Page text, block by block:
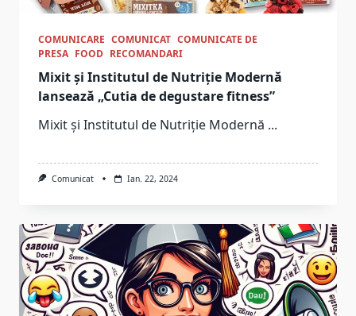
COMUNICARE COMUNICAT COMUNICATE DE
PRESA FOOD RECOMANDARI
Mixit și Institutul de Nutriție Modernă
lansează „Cutia de degustare fitness”
Mixit și Institutul de Nutriție Modernă ...
Comunicat Ian. 22, 2024